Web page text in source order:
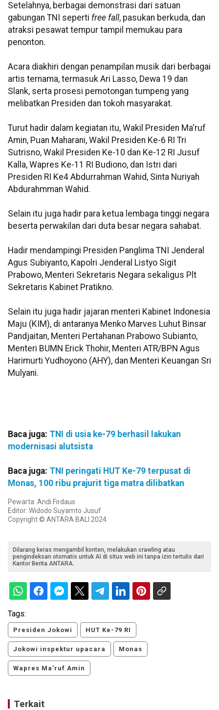
Setelahnya, berbagai demonstrasi dari satuan
gabungan TNI seperti free fall, pasukan berkuda, dan
atraksi pesawat tempur tampil memukau para
penonton.
Acara diakhiri dengan penampilan musik dari berbagai
artis ternama, termasuk Ari Lasso, Dewa 19 dan
Slank, serta prosesi pemotongan tumpeng yang
melibatkan Presiden dan tokoh masyarakat.
Turut hadir dalam kegiatan itu, Wakil Presiden Ma'ruf
Amin, Puan Maharani, Wakil Presiden Ke-6 RI Tri
Sutrisno, Wakil Presiden Ke-10 dan Ke-12 RI Jusuf
Kalla, Wapres Ke-11 RI Budiono, dan Istri dari
Presiden RI Ke4 Abdurrahman Wahid, Sinta Nuriyah
Abdurahmman Wahid.
Selain itu juga hadir para ketua lembaga tinggi negara
beserta perwakilan dari duta besar negara sahabat.
Hadir mendampingi Presiden Panglima TNI Jenderal
Agus Subiyanto, Kapolri Jenderal Listyo Sigit
Prabowo, Menteri Sekretaris Negara sekaligus Plt
Sekretaris Kabinet Pratikno.
Selain itu juga hadir jajaran menteri Kabinet Indonesia
Maju (KIM), di antaranya Menko Marves Luhut Binsar
Pandjaitan, Menteri Pertahanan Prabowo Subianto,
Menteri BUMN Erick Thohir, Menteri ATR/BPN Agus
Harimurti Yudhoyono (AHY), dan Menteri Keuangan Sri
Mulyani.
Baca juga: TNI di usia ke-79 berhasil lakukan
modernisasi alutsista
Baca juga: TNI peringati HUT Ke-79 terpusat di
Monas, 100 ribu prajurit tiga matra dilibatkan
Pewarta: Andi Firdaus
Editor: Widodo Suyamto Jusuf
Copyright © ANTARA BALI 2024
Dilarang keras mengambil konten, melakukan crawling atau
pengindeksan otomatis untuk AI di situs web ini tanpa izin tertulis dari
Kantor Berita ANTARA.
Tags:
Presiden Jokowi HUT Ke-79 RI
Jokowi inspektur upacara Monas
Wapres Ma'ruf Amin
Terkait